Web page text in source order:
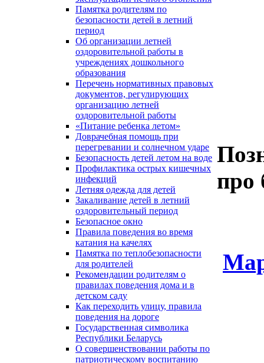
Памятка родителям по
безопасности детей в летний
период
Об организации летней
оздоровительной работы в
учреждениях дошкольного
образования
Перечень нормативных правовых
документов, регулирующих
организацию летней
оздоровительной работы
«Питание ребенка летом»
Доврачебная помощь при
перегревании и солнечном ударе
Безопасность детей летом на воде
Профилактика острых кишечных
инфекций
Летняя одежда для детей
Закаливание детей в летний
оздоровительный период
Безопасное окно
Правила поведения во время
катания на качелях
Памятка по теплобезопасности
для родителей
Рекомендации родителям о
правилах поведения дома и в
детском саду
Как переходить улицу, правила
поведения на дороге
Государственная символика
Республики Беларусь
О совершенствовании работы по
патриотическому воспитанию
про